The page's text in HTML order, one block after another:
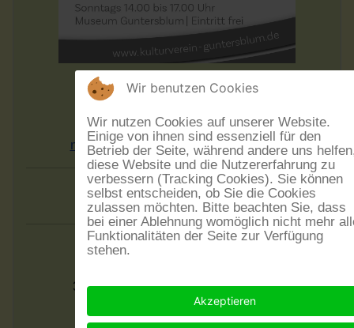
Zur Zeit ist unser Museum
Wir öffnen wieder am 6.9.2026
mit der Ausstellung "Starke Frauen".
Rück:blick
26.6.2026 -
31.5.2026 -Kunst aus Guntersblum
Mme Brell & die Filous
Wir benutzen Cookies
Wir nutzen Cookies auf unserer Website.
Einige von ihnen sind essenziell für den
Betrieb der Seite, während andere uns
diese Website und die Nutzererfahrung zu
verbessern (Tracking Cookies). Sie können
selbst entscheiden, ob Sie die Cookies
zulassen möchten. Bitte beachten Sie, dass
bei einer Ablehnung womöglich nicht mehr
Funktionalitäten der Seite zur Verfügung
stehen.
Akzeptieren